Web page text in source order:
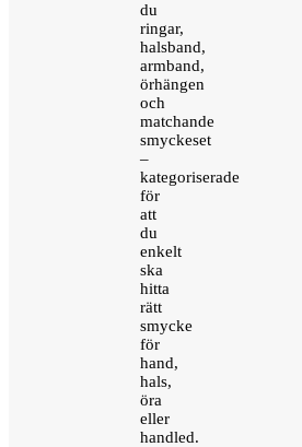
du
ringar,
halsband,
armband,
örhängen
och
matchande
smyckeset
–
kategoriserade
för
att
du
enkelt
ska
hitta
rätt
smycke
för
hand,
hals,
öra
eller
handled.